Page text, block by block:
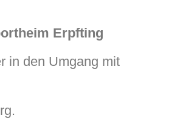
Erpfting
in den Umgang mit